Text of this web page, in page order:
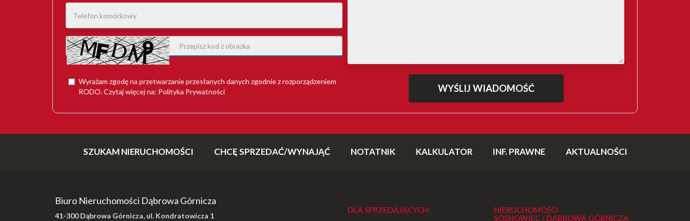
Wyrażam zgodę na przetwarzanie przesłanych danych zgodnie z rozporządzeniem
RODO. Czytaj więcej na: Polityka Prywatności
SZUKAM NIERUCHOMOŚCI CHCĘ SPRZEDAĆ/WYNAJĄĆ NOTATNIK KALKULATOR INF. PRAWNE AKTUALNOŚCI
Biuro Nieruchomości Dąbrowa Górnicza
41-300 Dąbrowa Górnicza, ul. Kondratowicza 1
DLA SPRZEDAJĄCYCH:
NIERUCHOMOŚCI
SOSNOWIEC / DĄBROWA GÓRNICZA